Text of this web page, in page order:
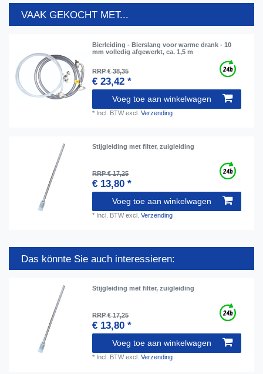
VAAK GEKOCHT MET...
Bierleiding - Bierslang voor warme drank - 10
mm volledig afgewerkt, ca. 1,5 m
RRP € 38,35
€ 23,42 *
Voeg toe aan winkelwagen
* Incl. BTWexcl.Verzending
Stijgleiding met filter, zuigleiding
RRP € 17,25
€ 13,80 *
Voeg toe aan winkelwagen
* Incl. BTWexcl.Verzending
Das könnte Sie auch interessieren:
Stijgleiding met filter, zuigleiding
RRP € 17,25
€ 13,80 *
Voeg toe aan winkelwagen
* Incl. BTWexcl.Verzending